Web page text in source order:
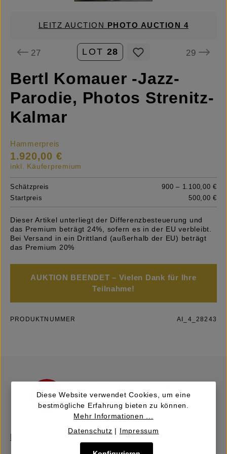
LEITZ AUCTION PHOTO AUCTION 4
27 LOT 28 29
Bertl Komauer -Jazz-
Parodie, Photos Strenitz-
Kalmar
Hammerpreis
1.920,00 €
inkl. Käuferpremium
Schätzpreis
900 – 1.100,00 €
Startpreis
500,00 €
Dieser Artikel unterliegt der Differenzbesteuerung und
das Premium beträgt 24%, sofern es in der EU verbleibt.
Bei Versand in ein Drittland (außerhalb der EU) beträgt
das Premium 20%
AUKTION BEENDET – Vielen Dank für Ihre
Teilnahme!
PRODUKTNUMMER AI_4_28243
Kaufen | Bieten
Diese Website verwendet Cookies, um eine
bestmögliche Erfahrung bieten zu können.
Mehr Informationen ...
Datenschutz | Impressum